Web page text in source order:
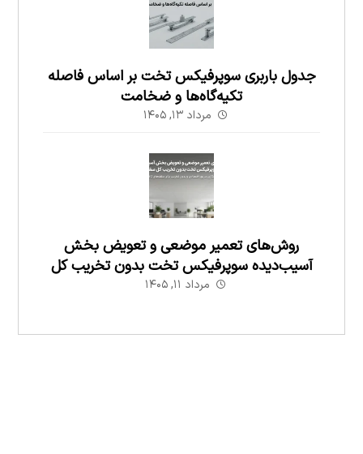
جدول باربری سوپرفیکس تخت بر اساس فاصله
تکیه‌گاه‌ها و ضخامت
مرداد ۱۳, ۱۴۰۵
روش‌های تعمیر موضعی و تعویض بخش
آسیب‌دیده سوپرفیکس تخت بدون تخریب کل
سقفمرداد ۱۱, ۱۴۰۵